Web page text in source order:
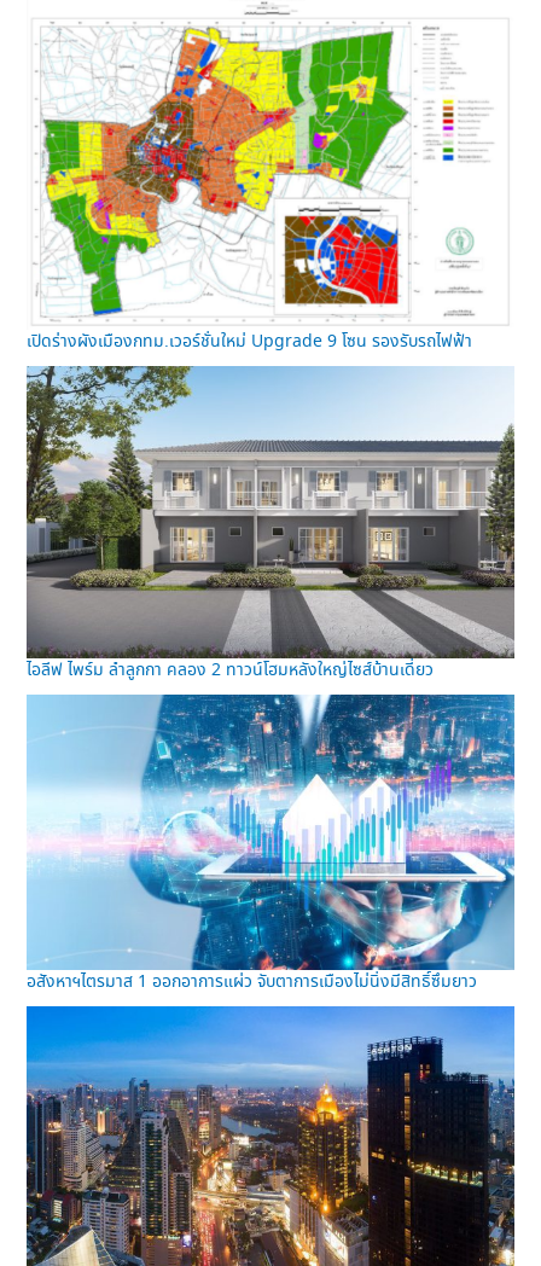
เปิดร่างผังเมืองกทม.เวอร์ชั่นใหม่ Upgrade 9 โซน รองรับรถไฟฟ้า
ไอลีฟ ไพร์ม ลำลูกกา คลอง 2 ทาวน์โฮมหลังใหญ่ไซส์บ้านเดี่ยว
อสังหาฯไตรมาส 1 ออกอาการแผ่ว จับตาการเมืองไม่นิ่งมีสิทธิ์ซึมยาว